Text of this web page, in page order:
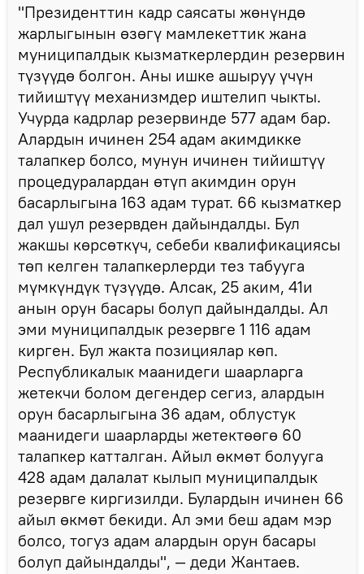
"Президенттин кадр саясаты жөнүндө
жарлыгынын өзөгү мамлекеттик жана
муниципалдык кызматкерлердин резервин
түзүүдө болгон. Аны ишке ашыруу үчүн
тийиштүү механизмдер иштелип чыкты.
Учурда кадрлар резервинде 577 адам бар.
Алардын ичинен 254 адам акимдикке
талапкер болсо, мунун ичинен тийиштүү
процедуралардан өтүп акимдин орун
басарлыгына 163 адам турат. 66 кызматкер
дал ушул резервден дайындалды. Бул
жакшы көрсөткүч, себеби квалификациясы
төп келген талапкерлерди тез табууга
мүмкүндүк түзүүдө. Алсак, 25 аким, 41и
анын орун басары болуп дайындалды. Ал
эми муниципалдык резервге 1 116 адам
кирген. Бул жакта позициялар көп.
Республикалык маанидеги шаарларга
жетекчи болом дегендер сегиз, алардын
орун басарлыгына 36 адам, облустук
маанидеги шаарларды жетектөөгө 60
талапкер катталган. Айыл өкмөт болууга
428 адам далалат кылып муниципалдык
резервге киргизилди. Булардын ичинен 66
айыл өкмөт бекиди. Ал эми беш адам мэр
болсо, тогуз адам алардын орун басары
болуп дайындалды", — деди Жантаев.